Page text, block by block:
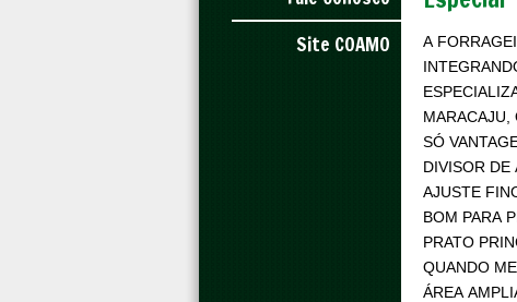
Site COAMO
A
MARACAJU,
SÓ
DIVISOR DE
AJUSTE
BOM PARA
PRATO
QUANDO
ÁREA